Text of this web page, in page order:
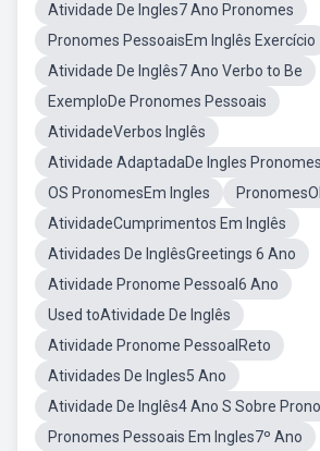
Atividade De Ingles7 Ano Pronomes
Pronomes PessoaisEm Inglês Exercício
Atividade De Inglês7 Ano Verbo to Be
ExemploDe Pronomes Pessoais
AtividadeVerbos Inglês
Atividade AdaptadaDe Ingles Pronomes
OS PronomesEm Ingles
AtividadeCumprimentos Em Inglês
Atividades De InglêsGreetings 6 Ano
Atividade Pronome Pessoal6 Ano
Used toAtividade De Inglês
Atividade Pronome PessoalReto
Atividades De Ingles5 Ano
Atividade De Inglês4 Ano S Sobre
Pronomes Pessoais Em Ingles7º Ano